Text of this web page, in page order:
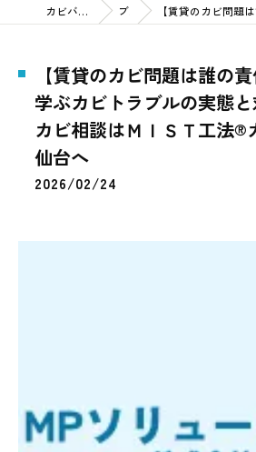
カビバスターズ仙台HOME ブログ 【賃貸のカビ問題は誰の責任？】判例から学ぶカビト
【賃貸のカビ問題は誰の
学ぶカビトラブルの実態
カビ相談はＭＩＳＴ工法®
仙台へ
2026/02/24